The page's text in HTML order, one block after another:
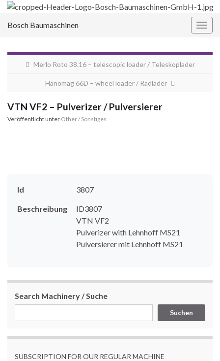
Bosch Baumaschinen
Merlo Roto 38.16 – telescopic loader / Teleskoplader
Hanomag 66D – wheel loader / Radlader
VTN VF2 – Pulverizer / Pulversierer
Veröffentlicht unter Other / Sonstiges
Id 3807
Beschreibung
ID3807
VTN VF2
Pulverizer with Lehnhoff MS21
Pulversierer mit Lehnhoff MS21
Search Machinery / Suche
Suchen
SUBSCRIPTION FOR OUR REGULAR MACHINE